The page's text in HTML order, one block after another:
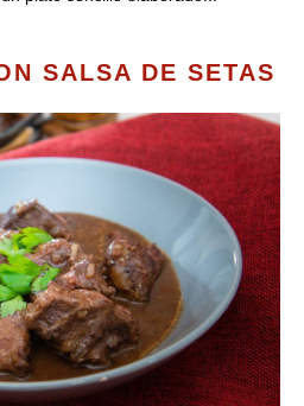
SALSA DE SETAS